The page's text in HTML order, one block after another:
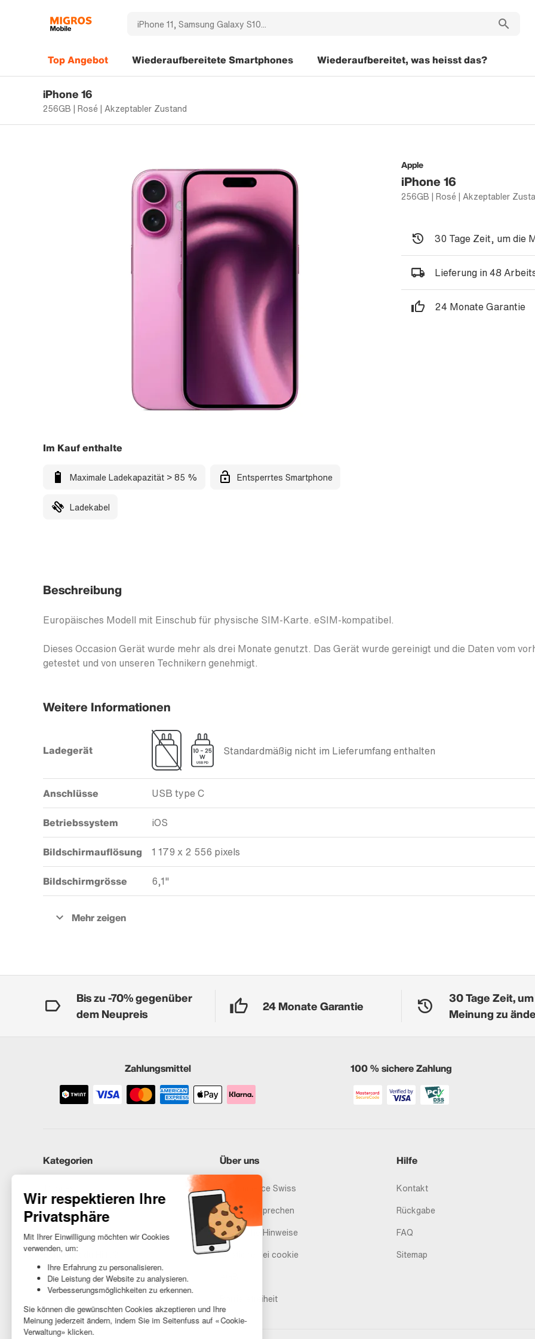
Top Angebot Wiederaufbereitete Smartphones Wiederaufbereitet, was heisst das?
iPhone 16
256GB | Rosé | Akzeptabler Zustand
Apple
iPhone 16
256GB | Rosé | Akzeptabler
Im Kauf enthalte
Maximale Ladekapazität > 85 % Entsperrtes Smartphone
Ladekabel
30 Tage Zeit, um die
Lieferung in 48
24 Monate Garantie
Beschreibung
Europäisches Modell mit Einschub für physische SIM-Karte. eSIM-kompatibel.
Dieses Occasion Gerät wurde mehr als drei Monate genutzt. Das Gerät wurde gereinigt und die Daten vom
getestet und von unseren Technikern genehmigt.
Weitere Informationen
Ladegerät Standardmäßig nicht im Lieferumfang enthalten
Anschlüsse USB type C
Betriebssystem iOS
Bildschirmauflösung 1 179 x 2 556 pixels
Bildschirmgrösse 6,1"
Bis zu -70% gegenüber
dem Neupreis
24 Monate Garantie
30 Tage Zeit,
Meinung zu
Zahlungsmittel 100 % sichere Zahlung
Kategorien
Samsung
Huawei
Benötigst du Hilfe?
Über uns
Recommerce Swiss
Unser Versprechen
Rechtliche Hinweise
Gestione dei cookie
Barrierefreiheit
Hilfe
Kontakt
Rückgabe
FAQ
Sitemap